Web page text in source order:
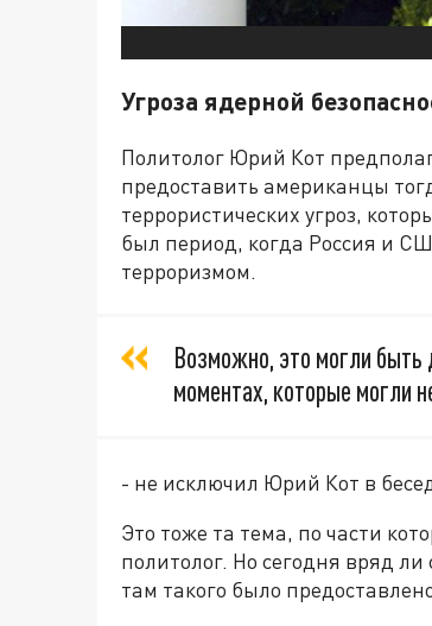
Угроза ядерной
Политолог Юрий Кот
предоставить американцы
террористических угроз,
был период, когда Россия и
терроризмом.
Возможно, это могли
моментах, которые могли
- не исключил Юрий Кот в
Это тоже та тема, по части
политолог. Но сегодня вряд
там такого было